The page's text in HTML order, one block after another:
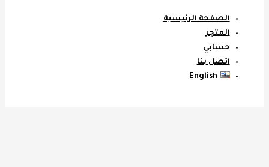
الصفحة الرئيسية
المتجر
حسابي
اتصل بنا
English